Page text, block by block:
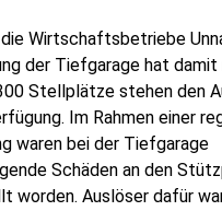
die Wirtschaftsbetriebe
der Tiefgarage hat
Stellplätze stehen den
Im Rahmen einer
waren bei der Tiefgarage
Schäden an den
worden. Auslöser dafür